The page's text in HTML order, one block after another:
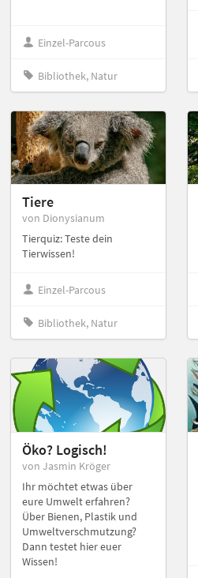
Einzel-Parcous
Bibliothek, Natur
Tiere
von Dionysianum
Tierquiz: Teste dein
Tierwissen!
Einzel-Parcous
Bibliothek, Natur
Öko? Logisch!
von Jasmin Kröger
Ihr möchtet etwas über
eure Umwelt erfahren?
Über Bienen, Plastik und
Umweltverschmutzung?
Dann testet hier euer
Wissen!